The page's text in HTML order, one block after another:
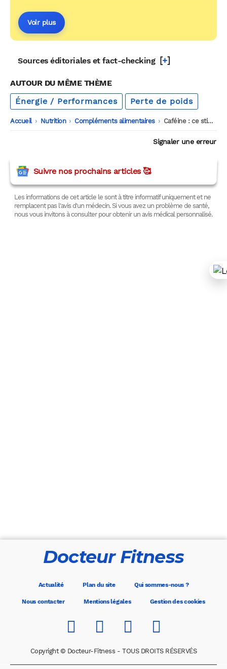
Voir plus
Sources éditoriales et fact-checking [+]
AUTOUR DU MÊME THÈME
Énergie / Performances
Perte de poids
Accueil -
Nutrition -
Compléments alimentaires -
Caféine : ce stimulant est-il aussi un coupe-faim efficace ?
Signaler une erreur
Suivre nos prochains articles 🥰
Les informations de cet article le sont à titre informatif uniquement et ne
remplacent pas l'avis d'un médecin. Si vous avez un problème de santé,
nous vous invitons à consulter pour obtenir un avis médical personnalisé.
Docteur Fitness
Actualité Plan du site Qui sommes-nous ?
Nous contacter Mentions légales Gestion des cookies
Copyright © Docteur-Fitness - TOUS DROITS RÉSERVÉS